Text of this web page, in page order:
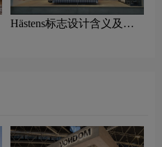
Hästens标志设计含义及家